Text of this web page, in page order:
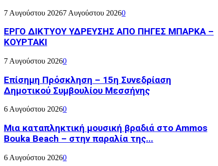
7 Αυγούστου 20267 Αυγούστου 20260
ΕΡΓΟ ΔΙΚΤΥΟΥ ΥΔΡΕΥΣΗΣ ΑΠΟ ΠΗΓΕΣ ΜΠΑΡΚΑ –
ΚΟΥΡΤΑΚΙ
7 Αυγούστου 20260
Επίσημη Πρόσκληση – 15η Συνεδρίαση
Δημοτικού Συμβουλίου Μεσσήνης
6 Αυγούστου 20260
Μια καταπληκτική μουσική βραδιά στο Ammos
Bouka Beach – στην παραλία της...
6 Αυγούστου 20260